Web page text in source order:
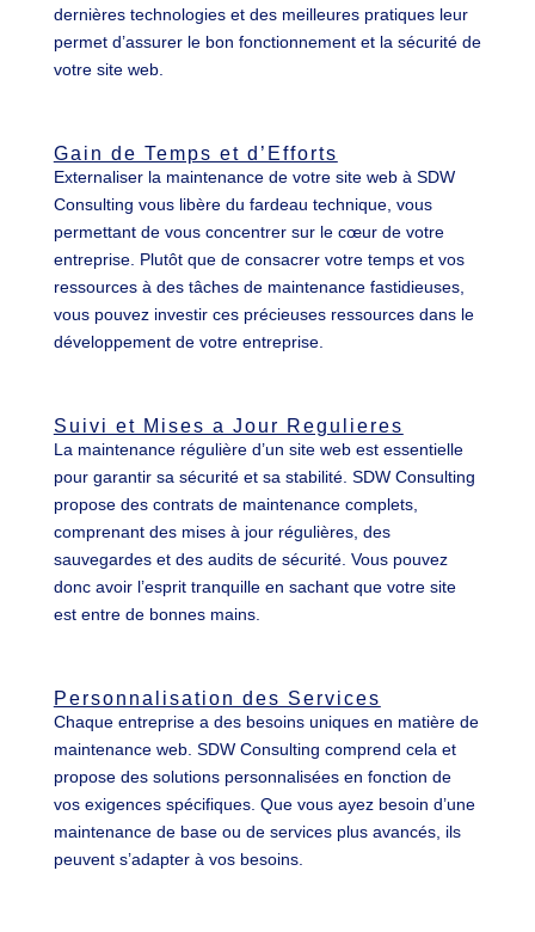
dernières technologies et des meilleures pratiques leur
permet d’assurer le bon fonctionnement et la sécurité de
votre site web.
Gain de Temps et d’Efforts
Externaliser la maintenance de votre site web à SDW
Consulting vous libère du fardeau technique, vous
permettant de vous concentrer sur le cœur de votre
entreprise. Plutôt que de consacrer votre temps et vos
ressources à des tâches de maintenance fastidieuses,
vous pouvez investir ces précieuses ressources dans le
développement de votre entreprise.
Suivi et Mises a Jour Regulieres
La maintenance régulière d’un site web est essentielle
pour garantir sa sécurité et sa stabilité. SDW Consulting
propose des contrats de maintenance complets,
comprenant des mises à jour régulières, des
sauvegardes et des audits de sécurité. Vous pouvez
donc avoir l’esprit tranquille en sachant que votre site
est entre de bonnes mains.
Personnalisation des Services
Chaque entreprise a des besoins uniques en matière de
maintenance web. SDW Consulting comprend cela et
propose des solutions personnalisées en fonction de
vos exigences spécifiques. Que vous ayez besoin d’une
maintenance de base ou de services plus avancés, ils
peuvent s’adapter à vos besoins.